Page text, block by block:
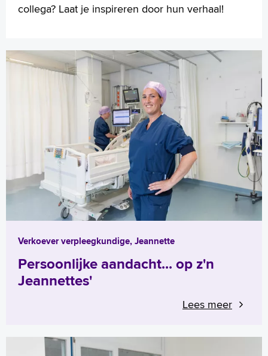
collega? Laat je inspireren door hun verhaal!
Verkoever verpleegkundige, Jeannette
Persoonlijke aandacht... op z'n
Jeannettes'
Lees meer